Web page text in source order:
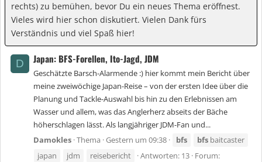
rechts) zu bemühen, bevor Du ein neues Thema eröffnest.
Vieles wird hier schon diskutiert. Vielen Dank fürs
Verständnis und viel Spaß hier!
D Japan: BFS-Forellen, Ito-Jagd, JDM
Geschätzte Barsch-Alarmende :) hier kommt mein Bericht über
meine zweiwöchige Japan-Reise – von der ersten Idee über die
Planung und Tackle-Auswahl bis hin zu den Erlebnissen am
Wasser und allem, was das Anglerherz abseits der Bäche
höherschlagen lässt. Als langjähriger JDM-Fan und...
Damokles Thema Gestern um 09:38 bfs bfs baitcaster
japan
jdm reisebericht Antworten: 13 Forum: